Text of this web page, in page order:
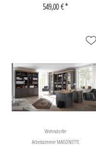
549,00 € *
Wehrsdorfer
Arbeitszimmer MAISONETTE